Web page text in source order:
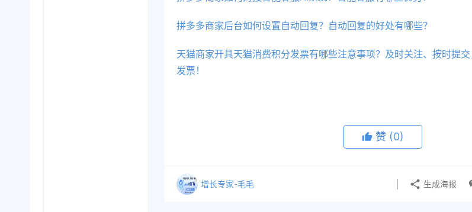
拼多多商家后台如何设置自动回复？自动回复的好处有哪些？
天猫商家开具天猫消费积分发票有哪些注意事项？及时关注、按时提
发票！
赞 (0)
增长专家-毛毛 生成海报